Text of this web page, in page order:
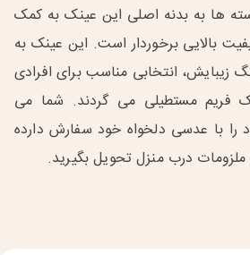
ها به بدنه اصلی این عینک به کمک
بالایی برخوردار است. این عینک به
زیبایش، انتخابی مناسب برای افرادی
فریم مستطیلی می گردند. شما می
را با عدسی دلخواه خود سفارش دارده
درب منزل تحویل بگیرید.